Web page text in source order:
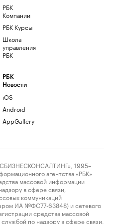
РБК
Компании
РБК Курсы
Школа
управления
РБК
РБК
Новости
iOS
Android
AppGallery
1995–
агентства «РБК»
массовой информации
в сфере связи,
коммуникаций
ИА №ФС77-63848) и сетевого
средства массовой
по надзору в сфере связи,